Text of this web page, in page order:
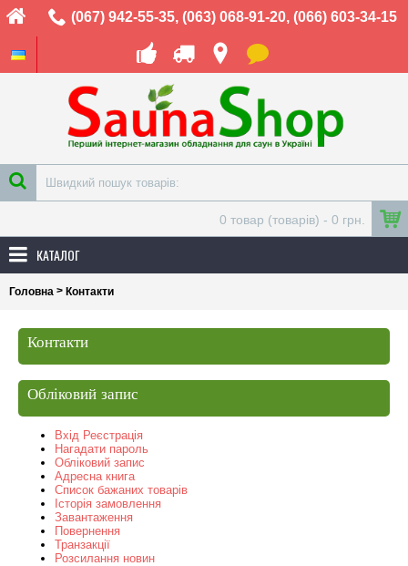
(067) 942-55-35, (063) 068-91-20, (066) 603-34-15
0 товар (товарів) - 0 грн.
КАТАЛОГ
Головна > Контакти
Контакти
Обліковий запис
Вхід Реєстрація
Нагадати пароль
Обліковий запис
Адресна книга
Список бажаних товарів
Історія замовлення
Завантаження
Повернення
Транзакції
Розсилання новин